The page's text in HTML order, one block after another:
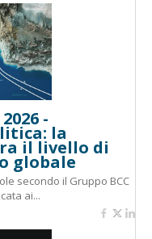
-
la
il livello di
globale
secondo il Gruppo BCC
ai...